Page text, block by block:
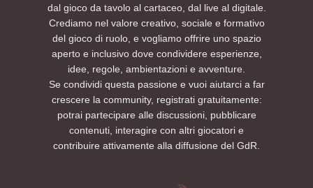
dal gioco da tavolo al cartaceo, dal live al digitale.
Crediamo nel valore creativo, sociale e formativo
del gioco di ruolo, e vogliamo offrire uno spazio
aperto e inclusivo dove condividere esperienze,
idee, regole, ambientazioni e avventure.
Se condividi questa passione e vuoi aiutarci a far
crescere la community, registrati gratuitamente:
potrai partecipare alle discussioni, pubblicare
contenuti, interagire con altri giocatori e
contribuire attivamente alla diffusione del GdR.